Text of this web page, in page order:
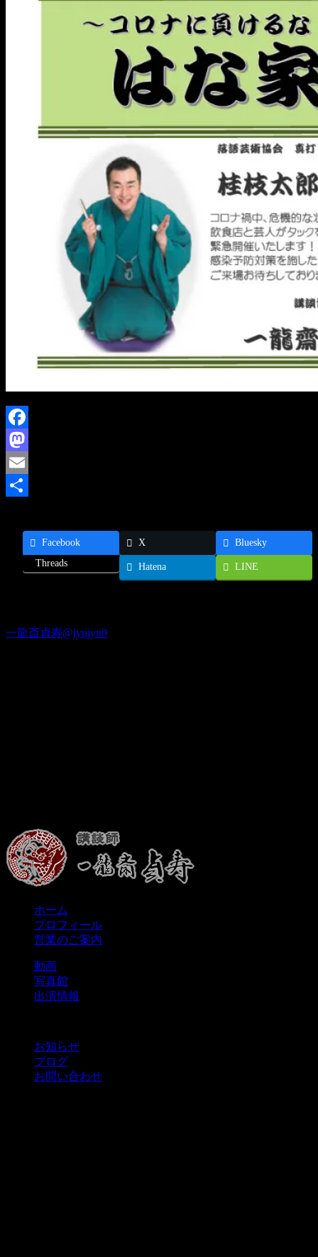
Facebook
Mastodon
Email
Facebook X
Bluesky
Threads
Hatena LINE
一龍斎貞寿@jyujyu0
ホーム
プロフィール
営業のご案内
動画
写真館
出演情報
お知らせ
ブログ
お問い合わせ